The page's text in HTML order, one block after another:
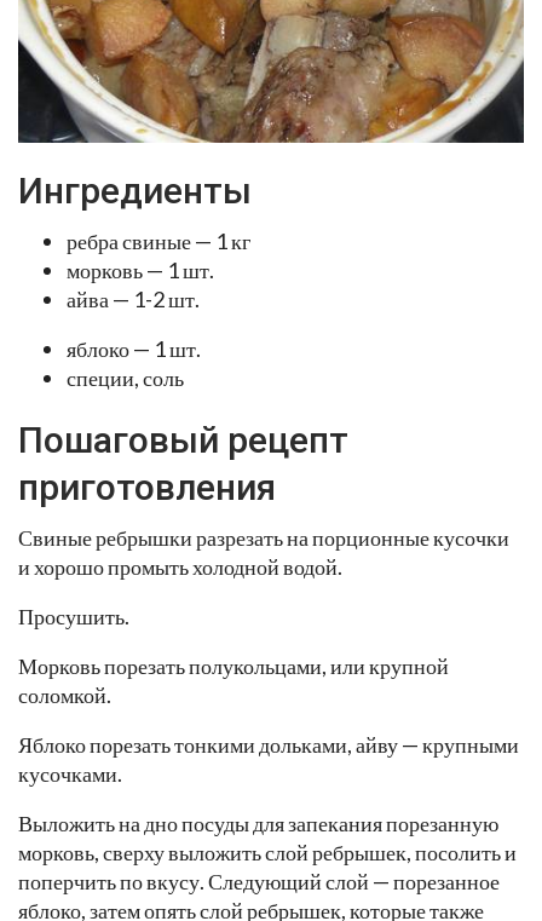
Ингредиенты
ребра свиные — 1 кг
морковь — 1 шт.
айва — 1-2 шт.
яблоко — 1 шт.
специи, соль
Пошаговый рецепт
приготовления
Свиные ребрышки разрезать на порционные кусочки
и хорошо промыть холодной водой.
Просушить.
Морковь порезать полукольцами, или крупной
соломкой.
Яблоко порезать тонкими дольками, айву — крупными
кусочками.
Выложить на дно посуды для запекания порезанную
морковь, сверху выложить слой ребрышек, посолить и
поперчить по вкусу. Следующий слой — порезанное
яблоко, затем опять слой ребрышек, которые также